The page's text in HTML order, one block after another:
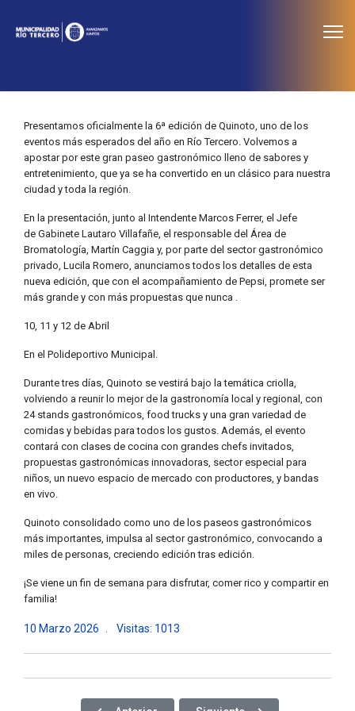
Presentamos oficialmente la 6ª edición de Quinoto, uno de los
eventos más esperados del año en Río Tercero. Volvemos a
apostar por este gran paseo gastronómico lleno de sabores y
entretenimiento, que ya se ha convertido en un clásico para nuestra
ciudad y toda la región.
En la presentación, junto al Intendente Marcos Ferrer, el Jefe
de Gabinete Lautaro Villafañe, el responsable del Área de
Bromatología, Martín Caggia y, por parte del sector gastronómico
privado, Lucila Romero, anunciamos todos los detalles de esta
nueva edición, que con el acompañamiento de Pepsi, promete ser
más grande y con más propuestas que nunca .
10, 11 y 12 de Abril
En el Polideportivo Municipal.
Durante tres días, Quinoto se vestirá bajo la temática criolla,
volviendo a reunir lo mejor de la gastronomía local y regional, con
24 stands gastronómicos, food trucks y una gran variedad de
comidas y bebidas para todos los gustos. Además, el evento
contará con clases de cocina con grandes chefs invitados,
propuestas gastronómicas innovadoras, sector especial para
niños, un nuevo espacio de mercado con productores, y bandas
en vivo.
Quinoto consolidado como uno de los paseos gastronómicos
más importantes, impulsa al sector gastronómico, convocando a
miles de personas, creciendo edición tras edición.
¡Se viene un fin de semana para disfrutar, comer rico y compartir en
familia!
10 Marzo 2026 Visitas: 1013